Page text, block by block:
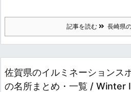
記事を読む 長崎県
佐賀県のイルミネーションス
の名所まとめ・一覧 / Winter